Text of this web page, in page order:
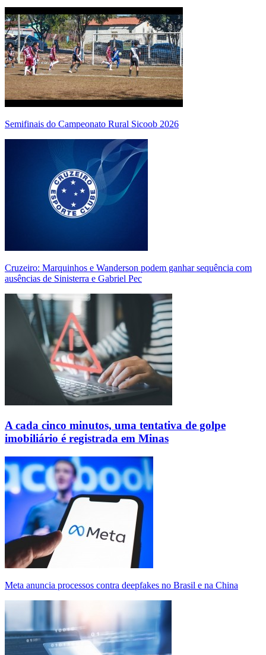
Semifinais do Campeonato Rural Sicoob 2026
Cruzeiro: Marquinhos e Wanderson podem ganhar sequência com
ausências de Sinisterra e Gabriel Pec
A cada cinco minutos, uma tentativa de golpe
imobiliário é registrada em Minas
Meta anuncia processos contra deepfakes no Brasil e na China